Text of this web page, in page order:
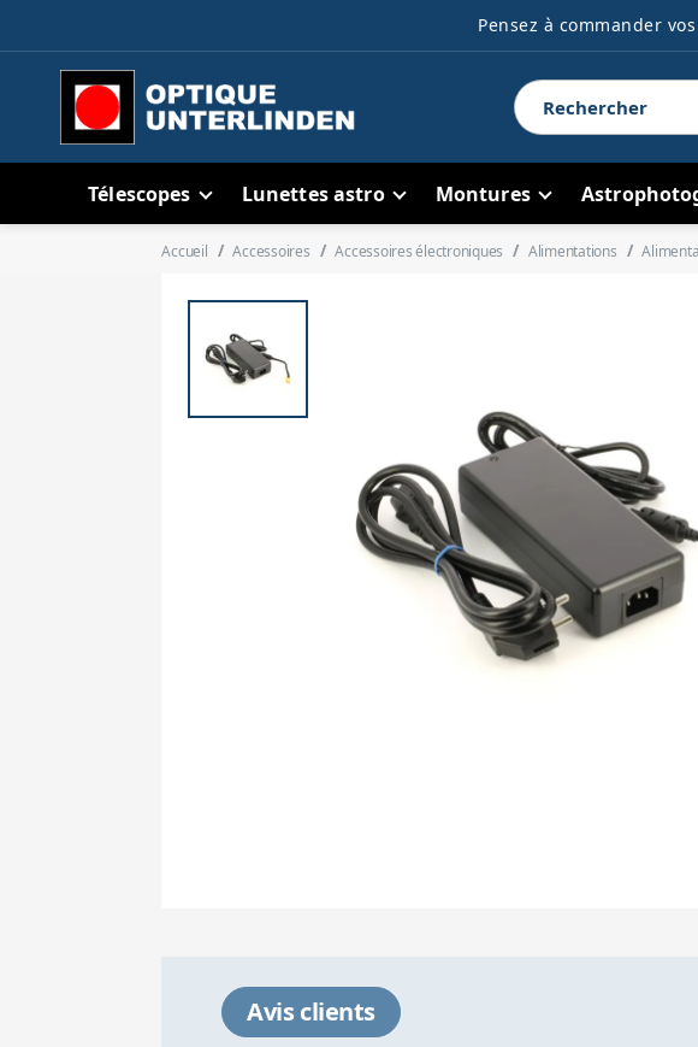
Pensez à commander
Télescopes Lunettes astro Montures
Accueil Accessoires Accessoires électroniques Alimentations
Avis clients